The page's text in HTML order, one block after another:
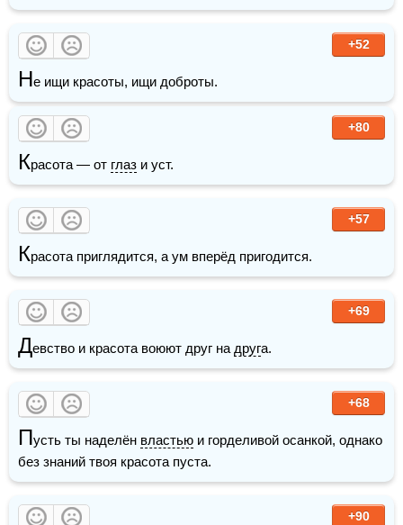
+52
Не ищи красоты, ищи доброты.
+80
Красота — от глаз и уст.
+57
Красота приглядится, а ум вперёд пригодится.
+69
Девство и красота воюют друг на друга.
+68
Пусть ты наделён властью и горделивой осанкой, однако
без знаний твоя красота пуста.
+90